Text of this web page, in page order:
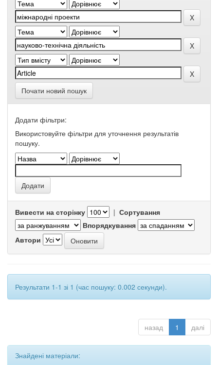
Почати новий пошук
Додати фільтри:
Використовуйте фільтри для уточнення результатів
пошуку.
Вивести на сторінку | Сортування
Впорядкування
Автори
Результати 1-1 зі 1 (час пошуку: 0.002 секунди).
назад 1 далі
Знайдені матеріали: